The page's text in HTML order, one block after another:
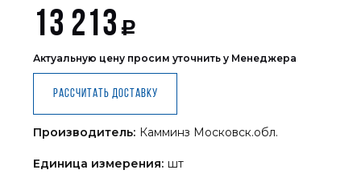
13 213 Р
Актуальную цену просим уточнить у Менеджера
Рассчитать доставку
Производитель: Камминз Московск.обл.
Единица измерения: шт